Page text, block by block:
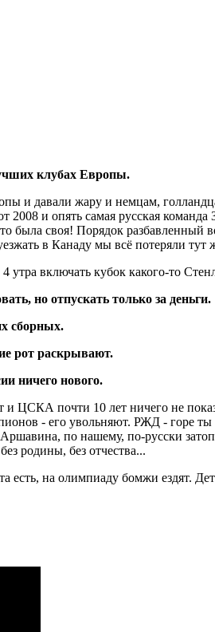
клубах Европы.
и давали жару и немцам,
и опять самая русская команда
была своя! Порядок
в Канаду мы всё потеряли тут
утра включать кубок какого-то
но отпускать только за деньги.
сборных.
рот раскрывают.
ничего нового.
и ЦСКА почти 10 лет ничего не
- его увольняют. РЖД - горе
по нашему, по-русски
родины, без отчества...
на олимпиаду бомжи ездят.